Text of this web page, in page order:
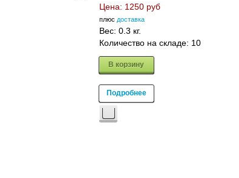
Цена: 1250 руб
плюс доставка
Вес: 0.3 кг.
Количество на складе: 10
В корзину
Подробнее